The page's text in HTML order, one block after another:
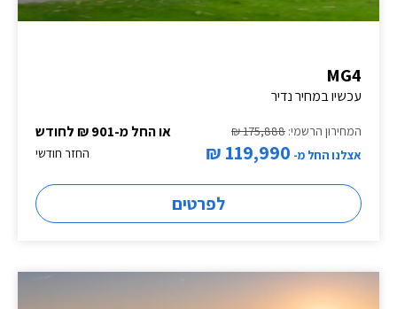
MG4
עכשיו במחיר נדיר
או החל מ-901 ₪ לחודש
המחירון הרשמי: 175,888 ₪
החזר חודשי
אצלנו החל מ- 119,990 ₪
לפרטים